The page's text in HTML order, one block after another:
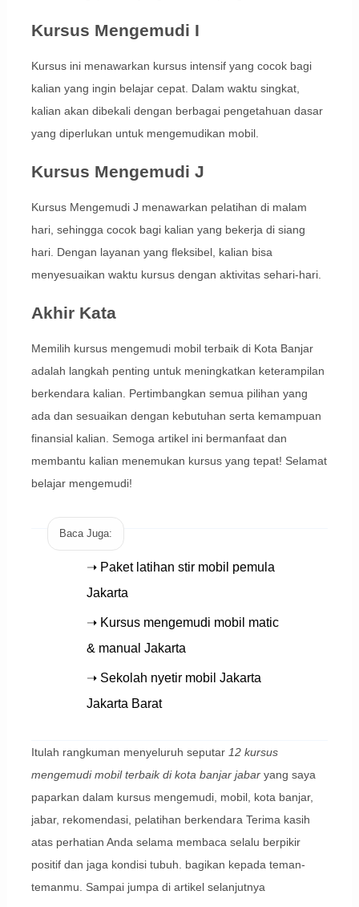
Kursus Mengemudi I
Kursus ini menawarkan kursus intensif yang cocok bagi
kalian yang ingin belajar cepat. Dalam waktu singkat,
kalian akan dibekali dengan berbagai pengetahuan dasar
yang diperlukan untuk mengemudikan mobil.
Kursus Mengemudi J
Kursus Mengemudi J menawarkan pelatihan di malam
hari, sehingga cocok bagi kalian yang bekerja di siang
hari. Dengan layanan yang fleksibel, kalian bisa
menyesuaikan waktu kursus dengan aktivitas sehari-hari.
Akhir Kata
Memilih kursus mengemudi mobil terbaik di Kota Banjar
adalah langkah penting untuk meningkatkan keterampilan
berkendara kalian. Pertimbangkan semua pilihan yang
ada dan sesuaikan dengan kebutuhan serta kemampuan
finansial kalian. Semoga artikel ini bermanfaat dan
membantu kalian menemukan kursus yang tepat! Selamat
belajar mengemudi!
Baca Juga:
➝ Paket latihan stir mobil pemula
Jakarta
➝ Kursus mengemudi mobil matic
& manual Jakarta
➝ Sekolah nyetir mobil Jakarta
Jakarta Barat
Itulah rangkuman menyeluruh seputar 12 kursus
mengemudi mobil terbaik di kota banjar jabaryang saya
paparkan dalam kursus mengemudi, mobil, kota banjar,
jabar, rekomendasi, pelatihan berkendara Terima kasih
atas perhatian Anda selama membaca selalu berpikir
positif dan jaga kondisi tubuh. bagikan kepada teman-
temanmu. Sampai jumpa di artikel selanjutnya